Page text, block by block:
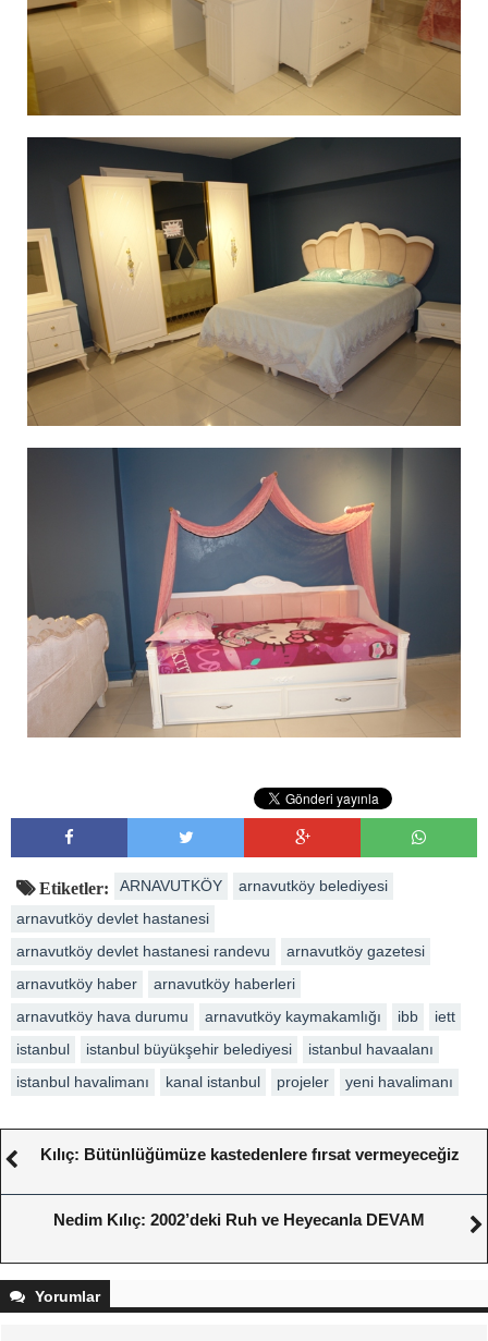
Etiketler: ARNAVUTKÖY
arnavutköy belediyesi
arnavutköy devlet hastanesi
arnavutköy devlet hastanesi randevu
arnavutköy gazetesi
arnavutköy haber
arnavutköy haberleri
arnavutköy hava durumu
arnavutköy kaymakamlığı ibb
iett
istanbul
istanbul büyükşehir belediyesi
istanbul havaalanı
istanbul havalimanı
kanal istanbul projeler yeni havalimanı
Kılıç: Bütünlüğümüze kastedenlere fırsat vermeyeceğiz
Nedim Kılıç: 2002’deki Ruh ve Heyecanla DEVAM
Yorumlar